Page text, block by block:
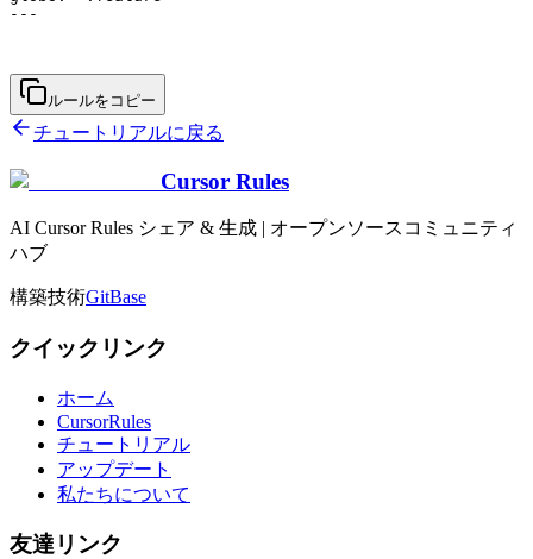
---
ルールをコピー
チュートリアルに戻る
Cursor Rules
AI Cursor Rules シェア & 生成 | オープンソースコミュニティ
ハブ
構築技術GitBase
クイックリンク
ホーム
CursorRules
チュートリアル
アップデート
私たちについて
友達リンク